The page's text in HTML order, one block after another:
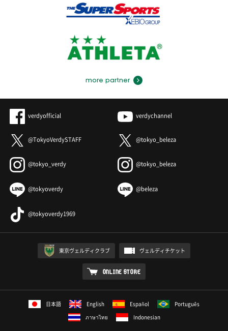
more partner
verdyofficial verdychannel
@TokyoVerdySTAFF @tokyo_beleza
@tokyo_verdy @tokyo_beleza
@tokyoverdy @beleza
@tokyoverdy1969
東京ヴェルディクラブ ヴェルディチケット
ONLINE STORE
日本語 English Español
Português
ภาษาไทย
Indonesian